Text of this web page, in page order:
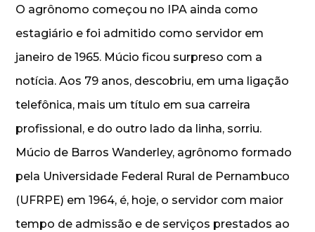
O agrônomo começou no IPA ainda como
estagiário e foi admitido como servidor em
janeiro de 1965. Múcio ficou surpreso com a
notícia. Aos 79 anos, descobriu, em uma ligação
telefônica, mais um título em sua carreira
profissional, e do outro lado da linha, sorriu.
Múcio de Barros Wanderley, agrônomo formado
pela Universidade Federal Rural de Pernambuco
(UFRPE) em 1964, é, hoje, o servidor com maior
tempo de admissão e de serviços prestados ao